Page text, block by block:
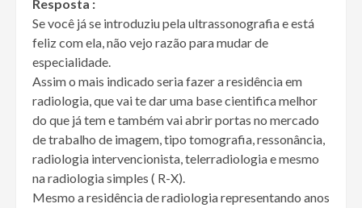
Resposta :
Se você já se introduziu pela ultrassonografia e está
feliz com ela, não vejo razão para mudar de
especialidade.
Assim o mais indicado seria fazer a residência em
radiologia, que vai te dar uma base cientifica melhor
do que já tem e também vai abrir portas no mercado
de trabalho de imagem, tipo tomografia, ressonância,
radiologia intervencionista, telerradiologia e mesmo
na radiologia simples ( R-X).
Mesmo a residência de radiologia representando anos